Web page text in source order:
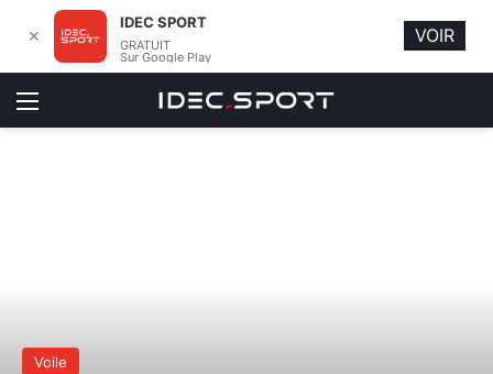
Menu
Voile
✕
IDEC SPORT
GRATUIT
Sur Google Play
VOIR